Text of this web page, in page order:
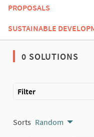
PROPOSALS
SUSTAINABLE
0 SOLUTIONS
Filter
Sorts Random